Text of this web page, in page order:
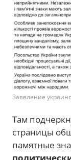
Заявление
Там
страницы
памятные